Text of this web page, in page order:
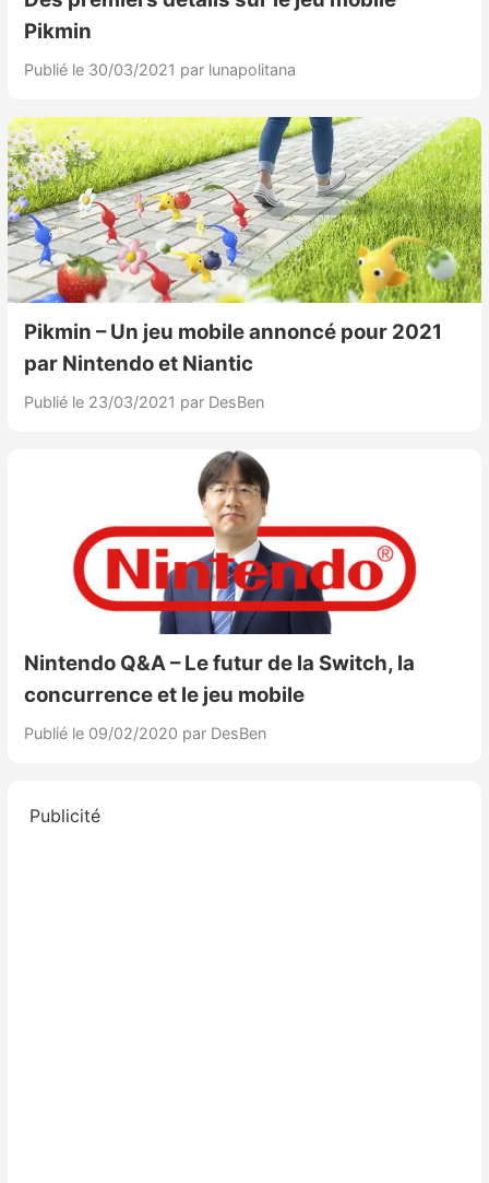
Pikmin
Publié le 30/03/2021 par lunapolitana
Pikmin – Un jeu mobile annoncé pour 2021
par Nintendo et Niantic
Publié le 23/03/2021 par DesBen
Nintendo Q&A – Le futur de la Switch, la
concurrence et le jeu mobile
Publié le 09/02/2020 par DesBen
Publicité